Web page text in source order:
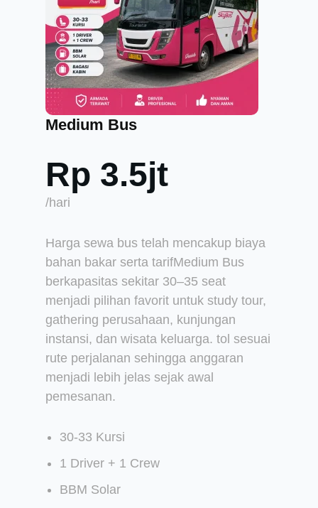
Medium Bus
Rp 3.5jt
/hari
Harga sewa bus telah mencakup biaya
bahan bakar serta tarifMedium Bus
berkapasitas sekitar 30–35 seat
menjadi pilihan favorit untuk study tour,
gathering perusahaan, kunjungan
instansi, dan wisata keluarga. tol sesuai
rute perjalanan sehingga anggaran
menjadi lebih jelas sejak awal
pemesanan.
30-33 Kursi
1 Driver + 1 Crew
BBM Solar